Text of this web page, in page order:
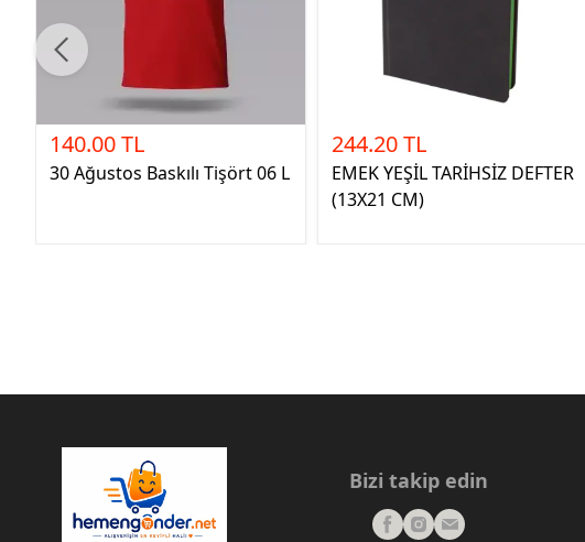
140.00 TL
30 Ağustos Baskılı Tişört 06 L
244.20 TL
EMEK YEŞİL TARİHSİZ DEFTER
(13X21 CM)
Bizi takip edin